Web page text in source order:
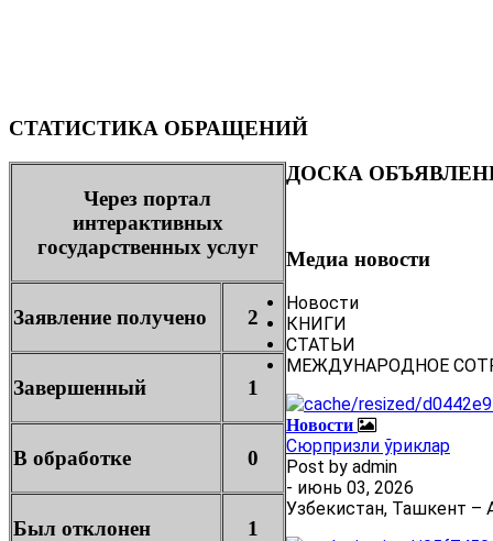
СТАТИСТИКА ОБРАЩЕНИЙ
Через портал
интерактивных
государственных услуг
Заявление получено 2
Завершенный 1
В обработке 0
Был отклонен 1
ДОСКА
Медиа новости
Новости
КНИГИ
СТАТЬИ
МЕЖДУНАРОДНОЕ
Новости
Сюрпризли ўриклар
Post by admin
- июнь 03, 2026
Узбекистан, Ташкент –